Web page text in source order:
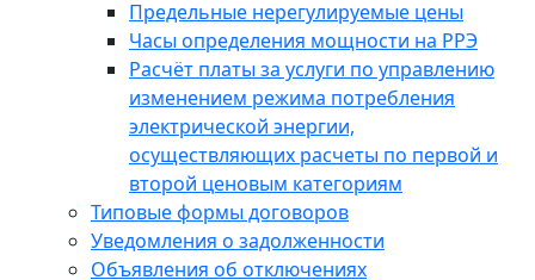
Предельные нерегулируемые цены
Часы определения мощности на РРЭ
Расчёт платы за услуги по управлению
изменением режима потребления
электрической энергии,
осуществляющих расчеты по первой и
второй ценовым категориям
Типовые формы договоров
Уведомления о задолженности
Объявления об отключениях